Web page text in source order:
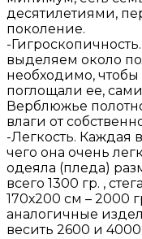
десятилетиями,
поколение.
-
выделяем около
необходимо,
поглощали ее,
Верблюжье
влаги от
-Легкость. Каждая
чего она очень
одеяла (пледа)
всего 1300 гр. ,
170х200 см – 2000
аналогичные
весить 2600 и 4000